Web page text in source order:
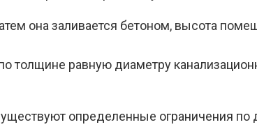
она заливается бетоном, высота
толщине равную диаметру
определенные ограничения